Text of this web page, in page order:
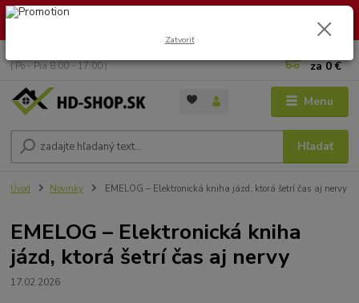
🏖️ DOVOLENKA 30.7.2026 – 9.8.2026 · Objednávky vybavíme po
Menu
Hľadať
( Po - Pia 8:00 - 17:00 )
za0 €
Úvod Novinky EMELOG – Elektronická kniha jázd, ktorá šetrí čas aj nervy
EMELOG – Elektronická kniha
jázd, ktorá šetrí čas aj nervy
17.02.2026
Zatvoriť